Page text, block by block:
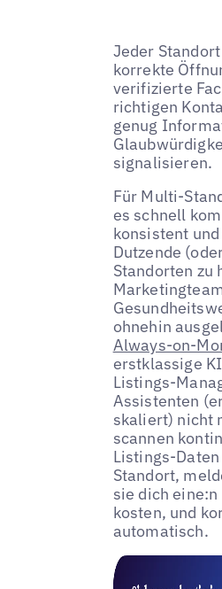
Jeder
korrekte
verifizierte
richtigen
genug
signalisieren.
Für Multi-
es schnell
konsistent
Dutzende
Standorten zu
ohnehin
Always-on-
erstklassige
Listings-
Assistenten
skaliert) nicht
scannen
Listings-
Standort,
sie dich
kosten, und
automatisch.